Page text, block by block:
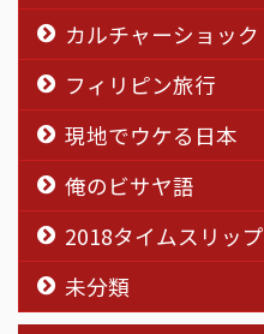
カルチャーショック
フィリピン旅行
現地でウケる日本
俺のビサヤ語
2018タイムスリップ
未分類